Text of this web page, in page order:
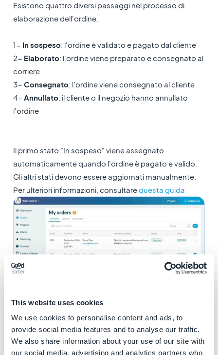
This website uses cookies
We use cookies to personalise content and ads, to
provide social media features and to analyse our traffic.
We also share information about your use of our site with
our social media, advertising and analytics partners who
Esistono quattro diversi passaggi nel processo di
elaborazione dell'ordine.
1- In sospeso: l'ordine è validato e pagato dal cliente
2- Elaborato: l'ordine viene preparato e consegnato al
corriere
3- Consegnato: l'ordine viene consegnato al cliente
4- Annullato: il cliente o il negozio hanno annullato
l'ordine
Il primo stato "In sospeso" viene assegnato
automaticamente quando l'ordine è pagato e valido.
Gli altri stati devono essere aggiornati manualmente.
Per ulteriori informazioni, consultarequesta guida
3. Carrello permanente
Uno dei vantaggi della tua app per lo shopping è che il
carrello è permanente. I tuoi clienti possono